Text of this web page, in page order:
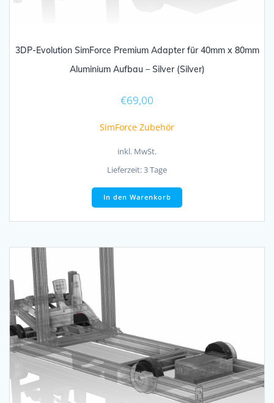
3DP-Evolution SimForce Premium Adapter für 40mm x 80mm
Aluminium Aufbau – Silver (Silver)
€69,00
SimForce Zubehör
inkl. MwSt.
Lieferzeit:3 Tage
In den Warenkorb